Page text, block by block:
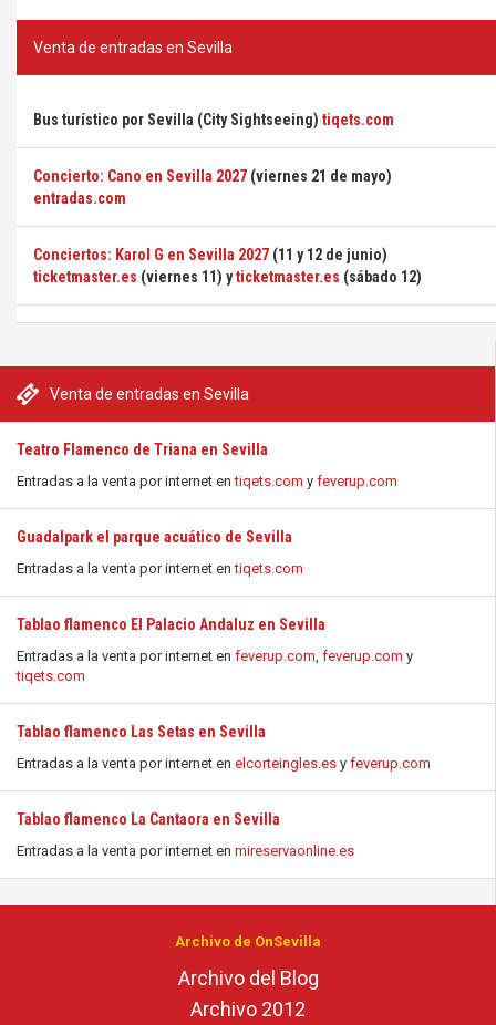
Venta de entradas en Sevilla
Teatro Flamenco de Triana en Sevilla
Entradas a la venta por internet entiqets.com y feverup.com
Guadalpark el parque acuático de Sevilla
Entradas a la venta por internet entiqets.com
Tablao flamenco El Palacio Andaluz en Sevilla
Entradas a la venta por internet en feverup.com, feverup.com y
tiqets.com
Tablao flamenco Las Setas en Sevilla
Entradas a la venta por internet en elcorteingles.es y feverup.com
Tablao flamenco La Cantaora en Sevilla
Entradas a la venta por internet en mireservaonline.es
Venta de entradas en Sevilla
Bus turístico por Sevilla (City Sightseeing) tiqets.com
Concierto: Cano en Sevilla 2027 (viernes 21 de mayo)
entradas.com
Conciertos: Karol G en Sevilla 2027 (11 y 12 de junio)
ticketmaster.es (viernes 11) yticketmaster.es (sábado 12)
Archivo de OnSevilla
Archivo del Blog
Archivo 2012